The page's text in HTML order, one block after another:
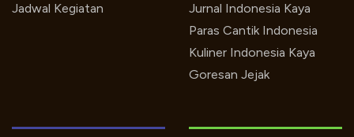
Jurnal Indonesia Kaya
Paras Cantik Indonesia
Kuliner Indonesia Kaya
Goresan Jejak
Jadwal Kegiatan